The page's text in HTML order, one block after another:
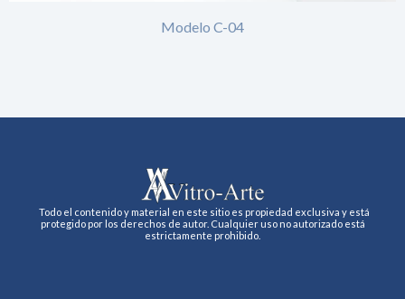
Modelo C-04
Todo el contenido y material en este sitio es propiedad exclusiva y está
protegido por los derechos de autor. Cualquier uso no autorizado está
estrictamente prohibido.